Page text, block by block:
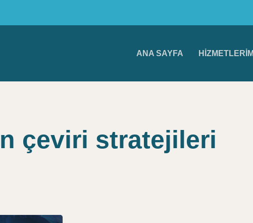
ANA SAYFA
çeviri stratejileri